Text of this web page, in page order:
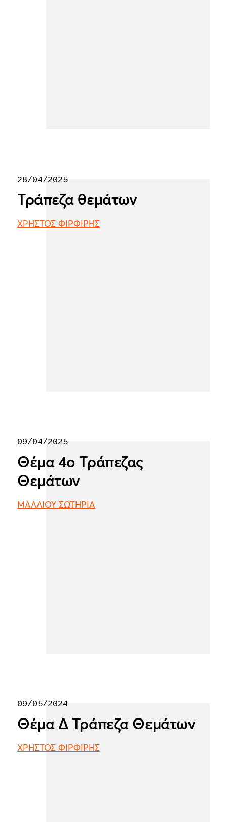
28/04/2025
Τράπεζα θεμάτων
ΧΡΗΣΤΟΣ ΦΙΡΦΙΡΗΣ
09/04/2025
Θέμα 4ο Τράπεζας
Θεμάτων
ΜΑΛΛΙΟΥ ΣΩΤΗΡΙΑ
09/05/2024
Θέμα Δ Τράπεζα Θεμάτων
ΧΡΗΣΤΟΣ ΦΙΡΦΙΡΗΣ